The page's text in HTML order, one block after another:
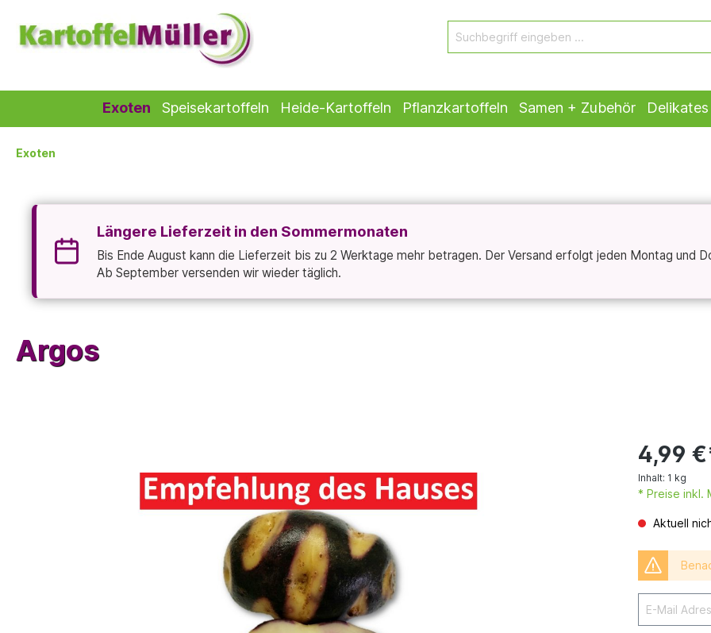
Exoten Speisekartoffeln Heide-Kartoffeln Pflanzkartoffeln Samen + Zubehör Delikates
Exoten
Längere Lieferzeit in den Sommermonaten
Bis Ende August kann die Lieferzeit bis zu 2 Werktage mehr betragen. Der Versand erfolgt jeden Montag und
Ab September versenden wir wieder täglich.
Argos
4,99
Inhalt: 1 kg
* Preise inkl.
Aktuell